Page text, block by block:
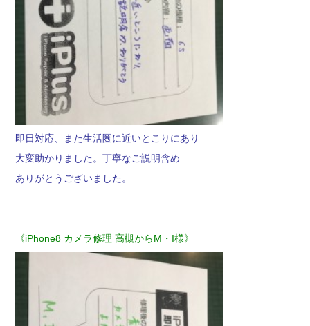
即日対応、また生活圏に近いとこりにあり
大変助かりました。丁寧なご説明含め
ありがとうございました。
《iPhone8 カメラ修理 高槻からM・I様》